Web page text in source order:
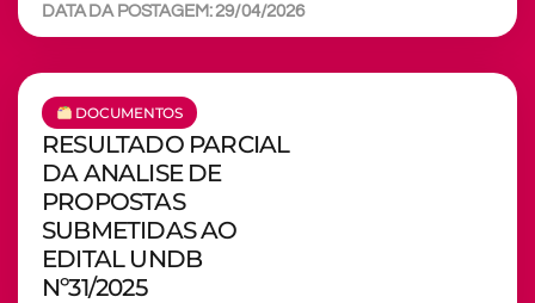
DATA DA POSTAGEM: 29/04/2026
DOCUMENTOS
RESULTADO PARCIAL
DA ANALISE DE
PROPOSTAS
SUBMETIDAS AO
EDITAL UNDB
Nº31/2025